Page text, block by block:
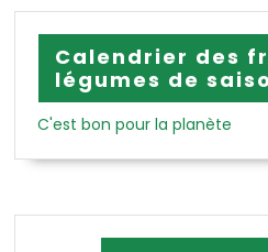
Calendrier des
légumes de
C'est bon pour la planète